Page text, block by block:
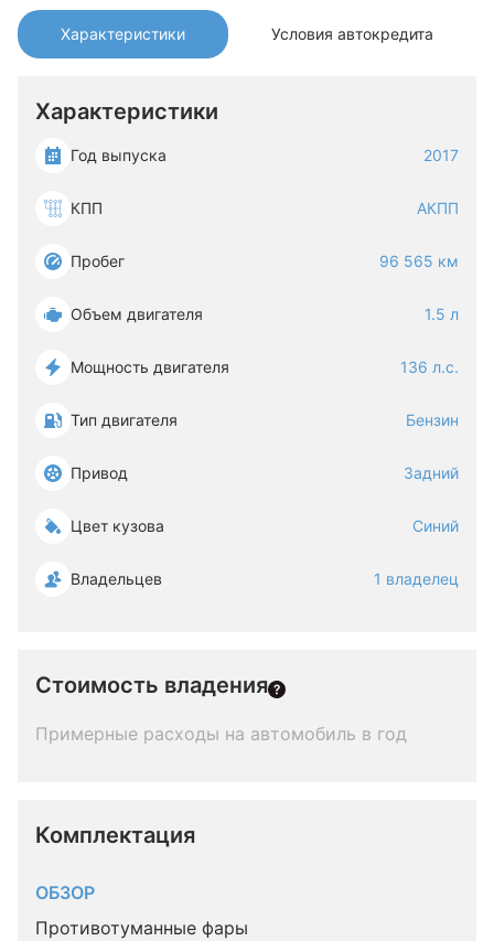
Характеристики Условия автокредита
Характеристики
Год выпуска 2017
КПП АКПП
Пробег 96 565 км
Объем двигателя 1.5 л
Мощность двигателя 136 л.с.
Тип двигателя Бензин
Привод Задний
Цвет кузова Синий
Владельцев 1 владелец
Стоимость владения
Примерные расходы на автомобиль в год
Комплектация
ОБЗОР
Противотуманные фары